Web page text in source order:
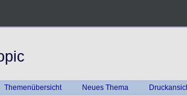
Themenübersicht Neues Thema